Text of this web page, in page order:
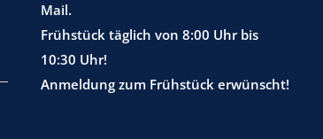
Mail.
Frühstück täglich von 8:00 Uhr bis
10:30 Uhr!
Anmeldung zum Frühstück erwünscht!